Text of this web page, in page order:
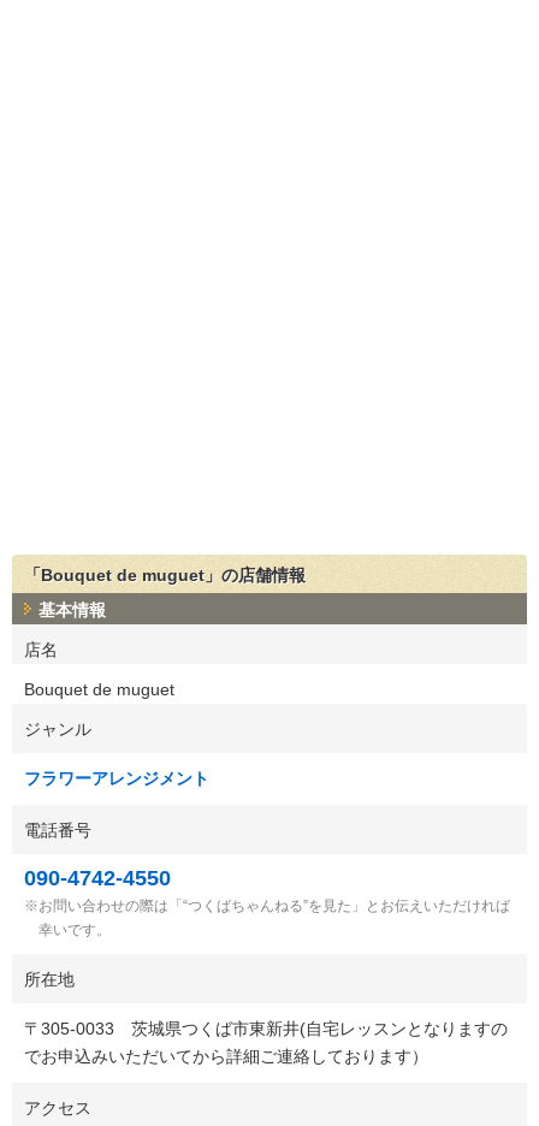
「Bouquet de muguet」の店舗情報
基本情報
店名
Bouquet de muguet
ジャンル
フラワーアレンジメント
電話番号
090-4742-4550
お問い合わせの際は「“つくばちゃんねる”を見た」とお伝えいただければ
幸いです。
所在地
〒 305-0033 茨城県つくば市東新井(自宅レッスンとなりますの
でお申込みいただいてから詳細ご連絡しております）
アクセス